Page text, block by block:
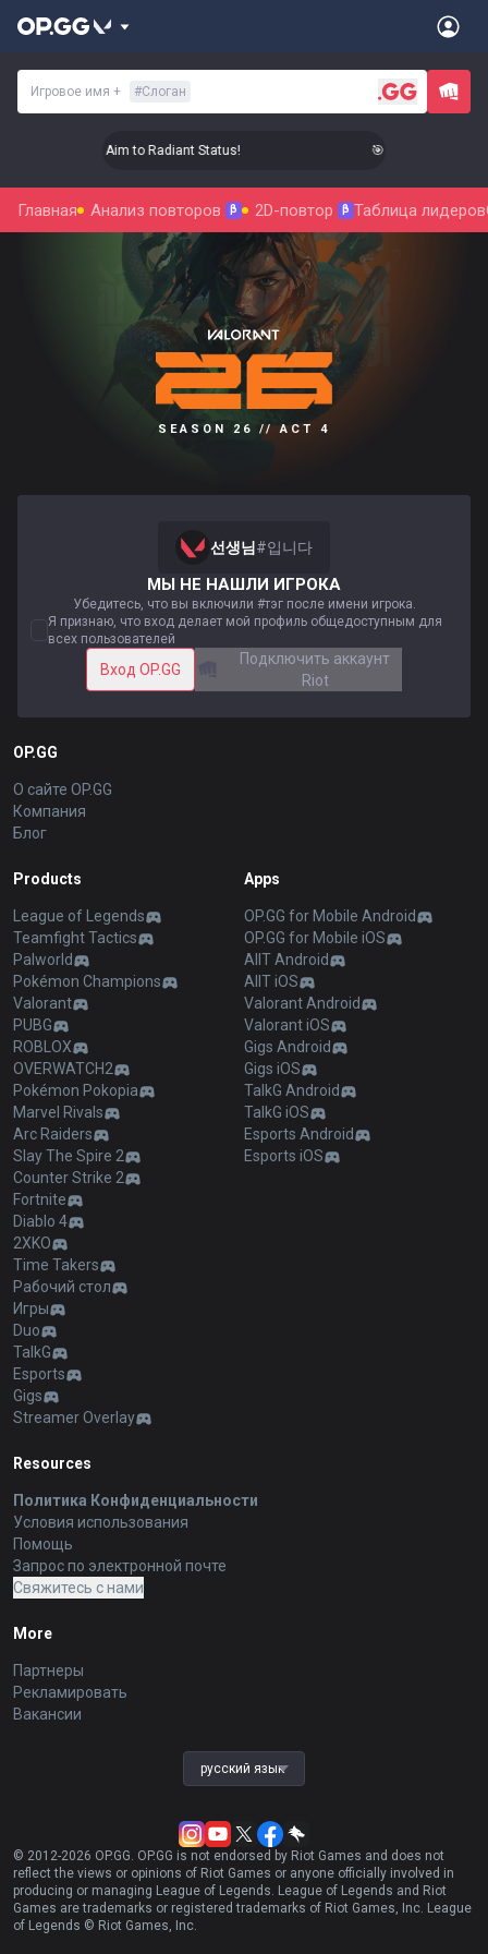
Игровое имя + #Слоган
Level Up Your Aim to Radiant Status! 🎯 Level Up Your
Главная Анализ повторов β 2D-повтор β Таблица лидеров
SEASON 26 // ACT 4
선생님#입니다
МЫ НЕ НАШЛИ ИГРОКА
Убедитесь, что вы включили #тэг после имени игрока.
Я признаю, что вход делает мой профиль общедоступным для
всех пользователей
Вход OP.GG
Подключить аккаунт
Riot
OP.GG
О сайте OP.GG
Компания
Блог
Products
League of Legends
Teamfight Tactics
Palworld
Pokémon Champions
Valorant
PUBG
ROBLOX
OVERWATCH2
Pokémon Pokopia
Marvel Rivals
Arc Raiders
Slay The Spire 2
Counter Strike 2
Fortnite
Diablo 4
2XKO
Time Takers
Рабочий стол
Игры
Duo
TalkG
Esports
Gigs
Streamer Overlay
Apps
OP.GG for Mobile Android
OP.GG for Mobile iOS
AllT Android
AllT iOS
Valorant Android
Valorant iOS
Gigs Android
Gigs iOS
TalkG Android
TalkG iOS
Esports Android
Esports iOS
Resources
Политика Конфиденциальности
Условия использования
Помощь
Запрос по электронной почте
Свяжитесь с нами
More
Партнеры
Рекламировать
Вакансии
русский язык
© 2012-2026 OP.GG. OP.GG is not endorsed by Riot Games and does not
reflect the views or opinions of Riot Games or anyone officially involved in
producing or managing League of Legends. League of Legends and Riot
Games are trademarks or registered trademarks of Riot Games, Inc. League
of Legends © Riot Games, Inc.